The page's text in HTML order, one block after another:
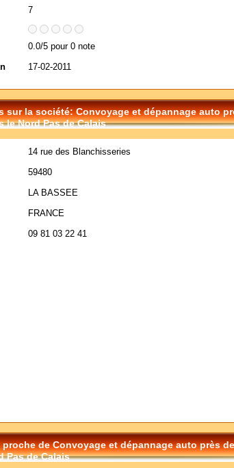
7
0.0/5 pour 0 note
17-02-2011
sur la société: Convoyage et dépannage auto
le Nord Pas de Calais
14 rue des Blanchisseries
59480
LA BASSEE
FRANCE
09 81 03 22 41
proche de Convoyage et dépannage auto près
Pas de Calais